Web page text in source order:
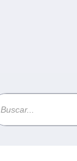
Cartucho tóner